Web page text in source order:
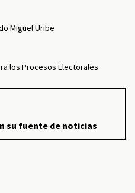
Miguel Uribe
los Procesos Electorales
su fuente de noticias